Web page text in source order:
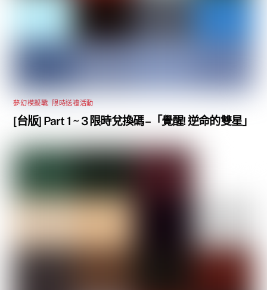
夢幻模擬戰 限時送禮活動
[台版] Part 1 ~ 3 限時兌換碼 –「覺醒! 逆命的雙星」